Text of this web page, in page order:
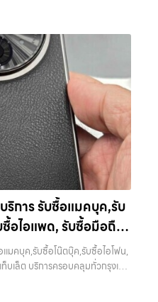
ชดา, บางรัก, แจ้งวัฒนะ, บางแค,
พลี, เกษตรนวมินทร์, เสนานิคม,
, รับซื้อแมคบุค, รับซื้อโน๊ตบุ๊ค, รับ
าไอที กรุงเทพฯ – เราพร้อมให้
การแบบครบวงจรสำหรับลูกค้าที่
รัพย์สินที่มีมูลค่า คุณอาจต้องการ
บบริการประเมินสภาพเครื่อง ฟรี
โปร่งใส มั่นใจได้ และจ่ายเงินทันที
ครอบคลุมทั้ง iPhone สายใหม่-เก่า,
รนด์ เรารับถึงแม้จะอยู่ในสภาพ
ราะมูลค่าของเครื่องไม่ได้ขึ้นอยู่แค่
และความสะดวกในการขายของ
ว, รัชดา, บางรัก, แจ้งวัฒนะ,
งพลี, เกษตรนวมินทร์, เสนานิคม,
“รับซื้อมือถือใกล้ฉัน”, “รับซื้อ
าคา”, “รับซื้อแท็บเล็ต กรุงเทพ
าคาสูง” — ที่นี่คือคำตอบ เพราะ
ะความสะดวกสบายที่เหนือกว่า
ใจ พร้อมทีมงานที่พร้อมอำนวย
งมืออาชีพ และจ่ายเงินทันที
นเรื่องง่ายขึ้น ดีกว่า รวดเร็วกว่า
ชาญด้านการให้บริการ รับซื้อมือถือ
คม — รับซื้อมือถือ หรือ รับซื้อ
ดเร็ว บริการครอบคลุมทั่วกรุงเทพ
รับซื้อมือถือ หรือ รับซื้อแท็บเล็ต
การครอบคลุมทั่วกรุงเทพ และพื้นที่
สนานิคม รับซื้อ iPhone ทุกรุ่น ให้
เหนือระดับกับการ รับซื้อไอ
นรับสู่ “รับซื้อขายมือถือ.com”
รับซื้อ มือถือ iPhone, Samsung,
มจ่ายเงินทันที ครอบคลุมพื้นที่
แค, วัชรพล, รามอินทรา และเขต
าร์ทโฟน แท็บเล็ต และอุปกรณ์ไอที
รณ์ที่คุณใช้แล้วอาจกลายเป็นของ
เกิดขึ้นเพื่อเป็นทางเลือกให้คุณ
เป็นเงินสดได้ทันที ด้วยบริการ รับ
ซื้อโทรศัพท์, รับซื้อโน๊ตบุ๊ค, รับซื้อ
ร อย่างครบวงจร ไม่ว่าคุณจะอยู่
ร้อมให้บริการถึงที่ในพื้นที่ “ใกล้
ริการ รับซื้อแมคบุค,รับ
อไอแพด, รับซื้อมือถือ
รอบคลุมทั่วกรุงเทพ
แมคบุค,รับซื้อโน๊ตบุ๊ค,รับซื้อไอโฟน,
เล็ต บริการครอบคลุมทั่วกรุงเทพ